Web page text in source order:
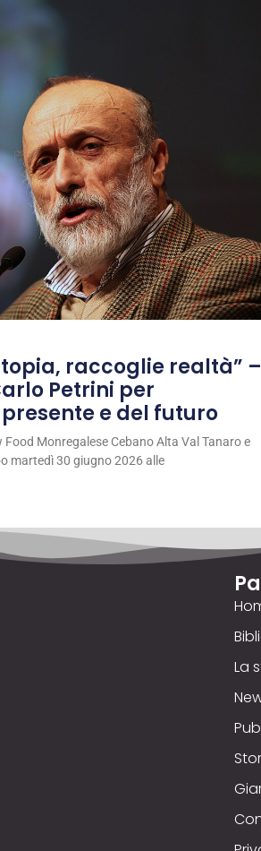
raccoglie realtà” –
Petrini per
e del futuro
Food Monregalese Cebano Alta Val Tanaro e
martedì 30 giugno 2026 alle
La